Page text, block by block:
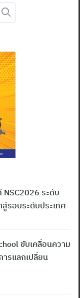
NSC2026 ระดับ
รอบระดับประเทศ
ขับเคลื่อนความ
ารแลกเปลี่ยน